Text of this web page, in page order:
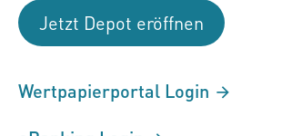
Jetzt Depot eröffnen
Wertpapierportal Login